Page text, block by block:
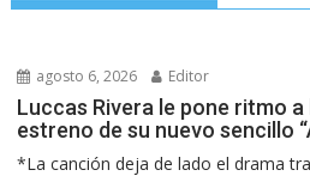
agosto 6, 2026 Editor
Luccas Rivera le pone ritmo
estreno de su nuevo sencillo
*La canción deja de lado el drama